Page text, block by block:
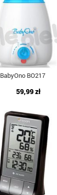
BabyOno BO217
59,99 zł